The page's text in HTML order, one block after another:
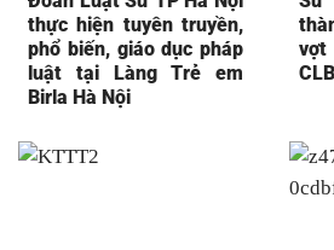
thực hiện tuyên truyền,
phổ biến, giáo dục pháp
luật tại Làng Trẻ em
Birla Hà Nội
vợt